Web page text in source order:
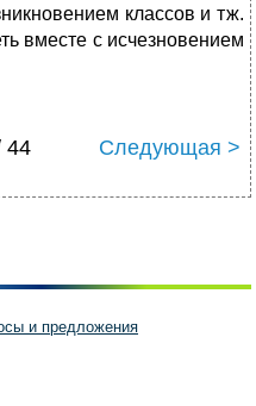
классов и тж.
вместе с исчезновением
44 Следующая >
и предложения